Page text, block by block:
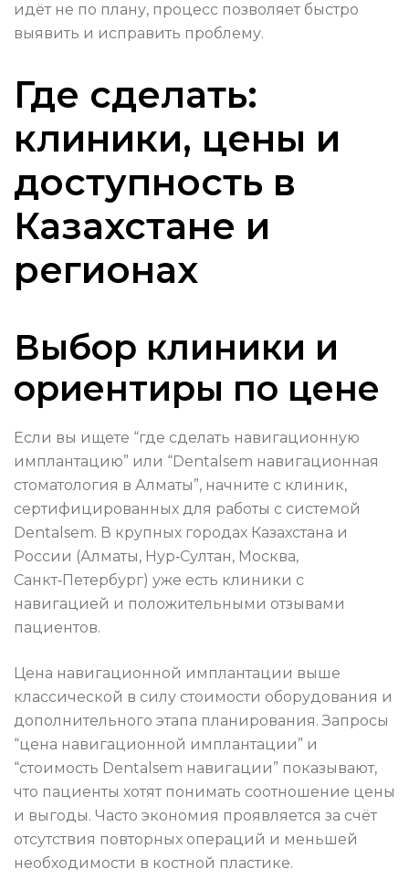
идёт не по плану, процесс позволяет быстро
выявить и исправить проблему.
Где сделать:
клиники, цены и
доступность в
Казахстане и
регионах
Выбор клиники и
ориентиры по цене
Если вы ищете “где сделать навигационную
имплантацию” или “Dentalsem навигационная
стоматология в Алматы”, начните с клиник,
сертифицированных для работы с системой
Dentalsem. В крупных городах Казахстана и
России (Алматы, Нур‑Султан, Москва,
Санкт‑Петербург) уже есть клиники с
навигацией и положительными отзывами
пациентов.
Цена навигационной имплантации выше
классической в силу стоимости оборудования и
дополнительного этапа планирования. Запросы
“цена навигационной имплантации” и
“стоимость Dentalsem навигации” показывают,
что пациенты хотят понимать соотношение цены
и выгоды. Часто экономия проявляется за счёт
отсутствия повторных операций и меньшей
необходимости в костной пластике.